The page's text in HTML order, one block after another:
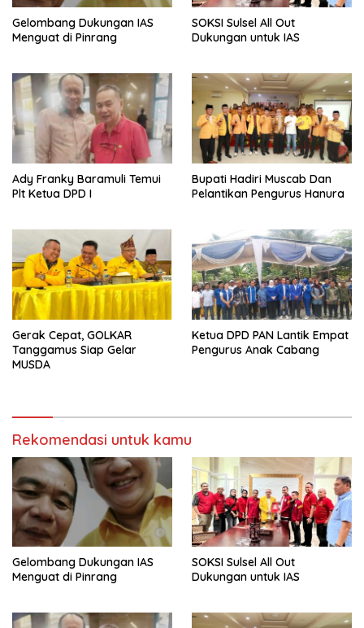
Gelombang Dukungan IAS
Menguat di Pinrang
SOKSI Sulsel All Out
Dukungan untuk IAS
Ady Franky Baramuli Temui
Plt Ketua DPD I
Bupati Hadiri Muscab Dan
Pelantikan Pengurus Hanura
Gerak Cepat, GOLKAR
Tanggamus Siap Gelar
MUSDA
Ketua DPD PAN Lantik Empat
Pengurus Anak Cabang
Rekomendasi untuk kamu
Gelombang Dukungan IAS
Menguat di Pinrang
SOKSI Sulsel All Out
Dukungan untuk IAS